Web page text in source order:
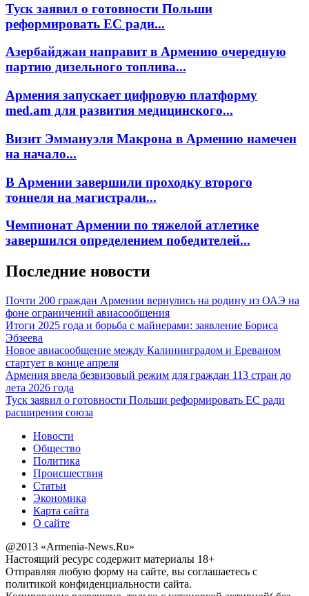
Туск заявил о готовности Польши
реформировать ЕС ради...
Азербайджан направит в Армению очередную
партию дизельного топлива...
Армения запускает цифровую платформу
med.am для развития медицинского...
Визит Эммануэля Макрона в Армению намечен
на начало...
В Армении завершили проходку второго
тоннеля на магистрали...
Чемпионат Армении по тяжелой атлетике
завершился определением победителей...
Последние новости
Почти 200 граждан Армении вернулись на родину из ОАЭ на
фоне ограничений авиасообщения
Итоги 2025 года и борьба с майнерами: заявление Бориса
Эбзеева
Новое авиасообщение между Калининградом и Ереваном
стартует в конце апреля
Армения ввела безвизовый режим для граждан 113 стран до
лета 2026 года
Туск заявил о готовности Польши реформировать ЕС ради
расширения союза
Новости
Общество
Политика
Происшествия
Статьи
Экономика
Карта сайта
О сайте
@2013 «Armenia-News.Ru»
Настоящий ресурс содержит материалы 18+
Отправляя любую форму на сайте, вы соглашаетесь с
политикой конфиденциальности сайта.